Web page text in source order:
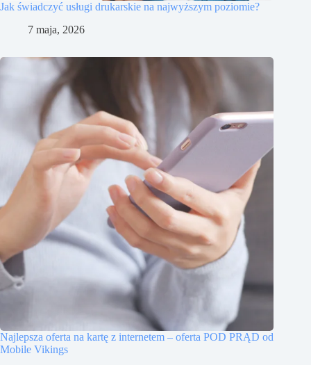
Jak świadczyć usługi drukarskie na najwyższym poziomie?
7 maja, 2026
Najlepsza oferta na kartę z internetem – oferta POD PRĄD od
Mobile Vikings